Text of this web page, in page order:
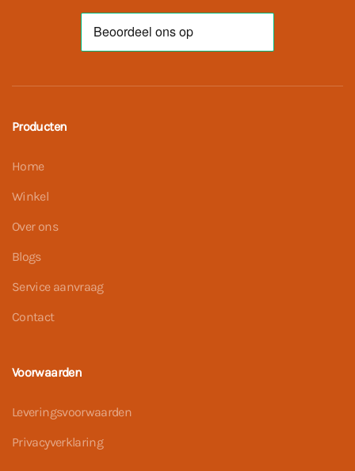
Producten
Home
Winkel
Over ons
Blogs
Service aanvraag
Contact
Voorwaarden
Leveringsvoorwaarden
Privacyverklaring